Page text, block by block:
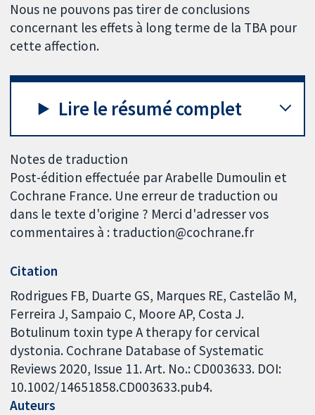
Nous ne pouvons pas tirer de conclusions
concernant les effets à long terme de la TBA pour
cette affection.
Lire le résumé complet
Notes de traduction
Post-édition effectuée par Arabelle Dumoulin et
Cochrane France. Une erreur de traduction ou
dans le texte d'origine ? Merci d'adresser vos
commentaires à : traduction@cochrane.fr
Citation
Rodrigues FB, Duarte GS, Marques RE, Castelão M,
Ferreira J, Sampaio C, Moore AP, Costa J.
Botulinum toxin type A therapy for cervical
dystonia. Cochrane Database of Systematic
Reviews 2020, Issue 11. Art. No.: CD003633. DOI:
10.1002/14651858.CD003633.pub4.
Auteurs